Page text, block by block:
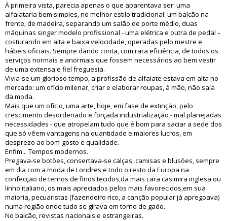
À primeira vista, parecia apenas o que aparentava ser: uma
alfaiataria bem simples, no melhor estilo tradicional: um balcão na
frente, de madeira, separando um salão de porte médio, duas
máquinas singer modelo profissional - uma elétrica e outra de pedal –
costurando em alta e baixa velocidade, operadas pelo mestre e
hábeis oficiais. Sempre dando conta, com rara eficiência, de todos os
serviços normais e anormais que fossem necessários ao bem vestir
de uma extensa e fiel freguesia.
Vivia-se um glorioso tempo, a profissão de alfaiate estava em alta no
mercado: um ofício milenar, criar e elaborar roupas, à mão, não saía
da moda.
Mais que um ofício, uma arte, hoje, em fase de extinção, pelo
crescimento desordenado e forçada industrialização - mal planejadas
necessidades - que atropelam tudo que é bom para saciar a sede dos
que só vêem vantagens na quantidade e maiores lucros, em
desprezo ao bom-gosto e qualidade.
Enfim... Tempos modernos.
Pregava-se botões, consertava-se calças, camisas e blusões, sempre
em dia com a moda de Londres e todo o resto da Europa na
confecção de ternos de finos tecidos,da mais cara casimira inglesa ou
linho italiano, os mais apreciados pelos mais favorecidos,em sua
maioria, pecuaristas (fazendeiro rico, a canção popular já apregoava)
numa região onde tudo se girava em torno de gado.
No balcão, revistas nacionais e estrangeiras.